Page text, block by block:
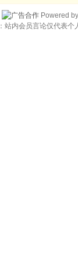
Powered by
站内会员言论仅代表个